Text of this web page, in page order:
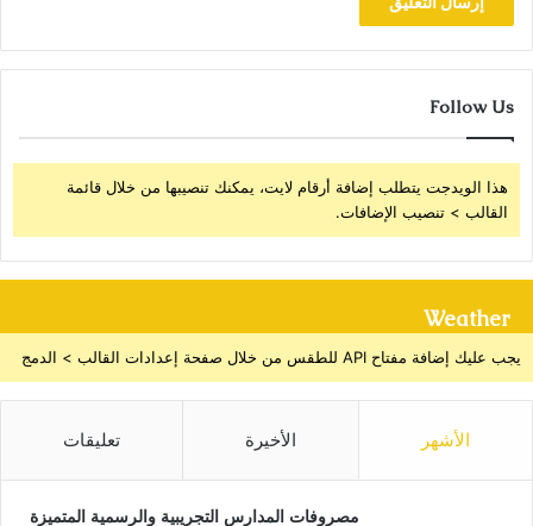
Follow Us
هذا الويدجت يتطلب إضافة أرقام لايت، يمكنك تنصيبها من خلال قائمة
القالب > تنصيب الإضافات.
Weather
يجب عليك إضافة مفتاح API للطقس من خلال صفحة إعدادات القالب > الدمج
الأشهر الأخيرة تعليقات
مصروفات المدارس التجريبية والرسمية المتميزة